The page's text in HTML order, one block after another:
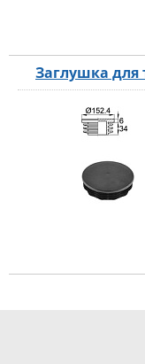
Заглушка для